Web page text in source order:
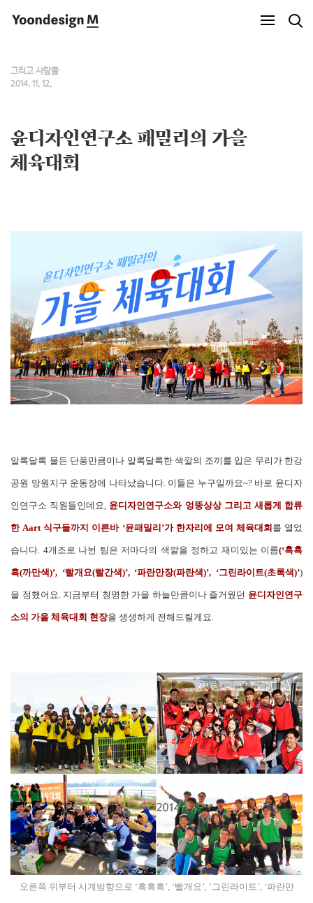
Yoondesign M
그리고 사람들
2014. 11. 12.
윤디자인연구소 패밀리의 가을
체육대회
알록달록 물든 단풍만큼이나 알록달록한 색깔의 조끼를 입은 무리가 한강
공원 망원지구 운동장에 나타났습니다. 이들은 누구일까요~? 바로 윤디자
인연구소 직원들인데요, 윤디자인연구소와 엉뚱상상 그리고 새롭게 합류
한 Aart 식구들까지 이른바 ‘윤패밀리’가 한자리에 모여 체육대회를 열었
습니다. 4개조로 나뉜 팀은 저마다의 색깔을 정하고 재미있는 이름(‘흑흑
흑(까만색)’, ‘빨개요(빨간색)’, ‘파란만장(파란색)’, ‘그린라이트(초록색)’)
을 정했어요. 지금부터 청명한 가을 하늘만큼이나 즐거웠던 윤디자인연구
소의 가을 체육대회 현장을 생생하게 전해드릴게요.
오른쪽 위부터 시계방향으로 ‘흑흑흑’, ‘빨개요’, ‘그린라이트’, ‘파란만